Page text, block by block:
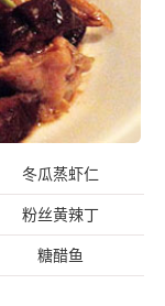
冬瓜蒸虾仁
粉丝黄辣丁
糖醋鱼